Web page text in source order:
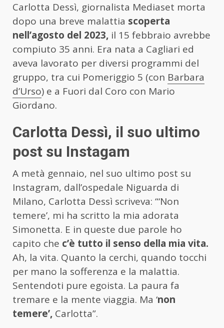
Carlotta Dessì, giornalista Mediaset morta
dopo una breve malattia scoperta
nell’agosto del 2023, il 15 febbraio avrebbe
compiuto 35 anni. Era nata a Cagliari ed
aveva lavorato per diversi programmi del
gruppo, tra cui Pomeriggio 5 (con Barbara
d’Urso) e a Fuori dal Coro con Mario
Giordano.
Carlotta Dessì, il suo ultimo
post su Instagam
A metà gennaio, nel suo ultimo post su
Instagram, dall’ospedale Niguarda di
Milano, Carlotta Dessì scriveva: “‘Non
temere’, mi ha scritto la mia adorata
Simonetta. E in queste due parole ho
capito che c’è tutto il senso della mia vita.
Ah, la vita. Quanto la cerchi, quando tocchi
per mano la sofferenza e la malattia.
Sentendoti pure egoista. La paura fa
tremare e la mente viaggia. Ma ‘non
temere’, Carlotta”.